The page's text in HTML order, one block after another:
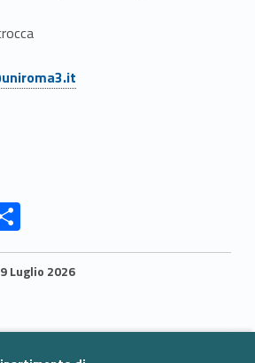
C
o
n
vi
Luglio 2026